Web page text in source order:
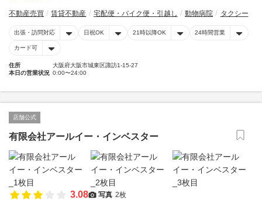
不動産売買 賃貸不動産 宅配便・バイク便・引越し 動物病院 タクシー
出張・訪問対応 日祝OK 21時以降OK 24時間営業
カード可
住所
大阪府大阪市城東区諏訪1-15-27
本日の営業状況 0:00〜24:00
店舗公式
有限会社アールイー・インベスター
3.08 写真 2枚